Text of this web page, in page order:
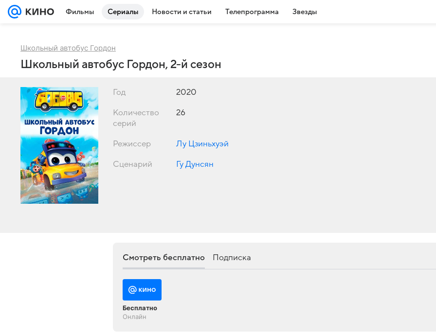
Фильмы Сериалы Новости и статьи Телепрограмма Звезды
Школьный автобус Гордон
Школьный автобус Гордон, 2-й сезон
Год 2020
Количество
серий
26
Режиссер Лу Цзиньхуэй
Сценарий Гу Дунсян
Смотреть бесплатно Подписка
Бесплатно
Онлайн